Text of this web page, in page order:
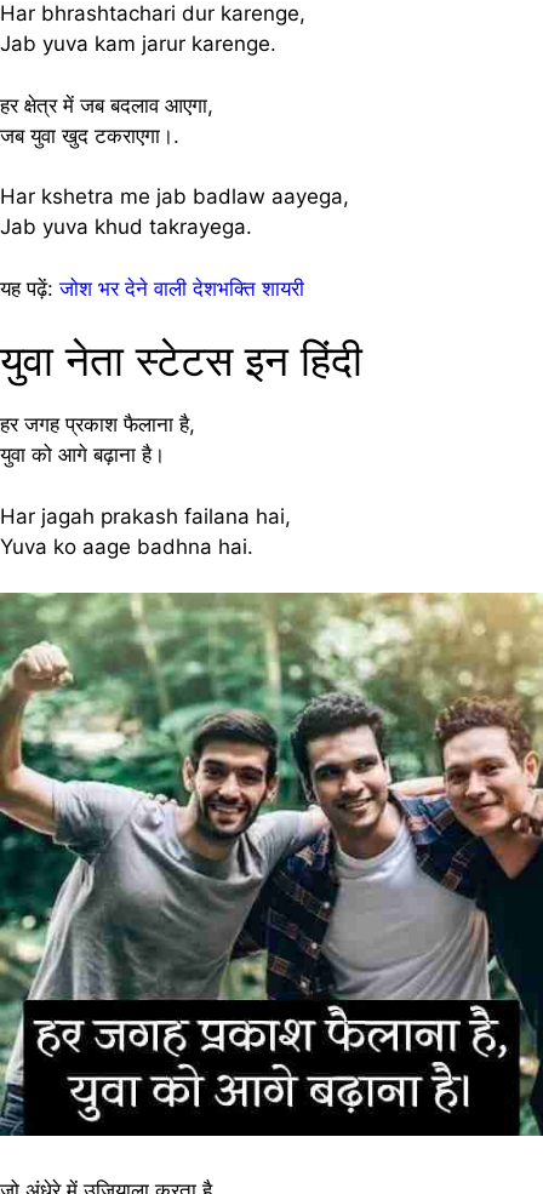
Har bhrashtachari dur karenge,
Jab yuva kam jarur karenge.
हर क्षेत्र में जब बदलाव आएगा,
जब युवा खुद टकराएगा।.
Har kshetra me jab badlaw aayega,
Jab yuva khud takrayega.
यह पढ़ें:जोश भर देने वाली देशभक्ति शायरी
युवा नेता स्टेटस इन हिंदी
हर जगह प्रकाश फैलाना है,
युवा को आगे बढ़ाना है।
Har jagah prakash failana hai,
Yuva ko aage badhna hai.